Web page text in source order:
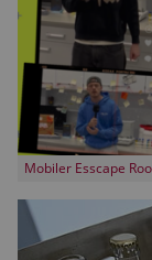
Mobiler Esscape